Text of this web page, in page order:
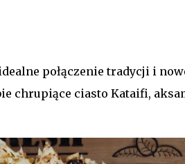
połączenie tradycji i
chrupiące ciasto Kataifi,